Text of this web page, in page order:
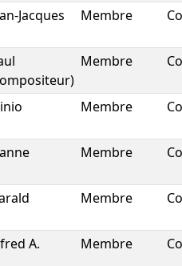
Jacques Membre
Membre
Membre
Membre
Membre
A. Membre